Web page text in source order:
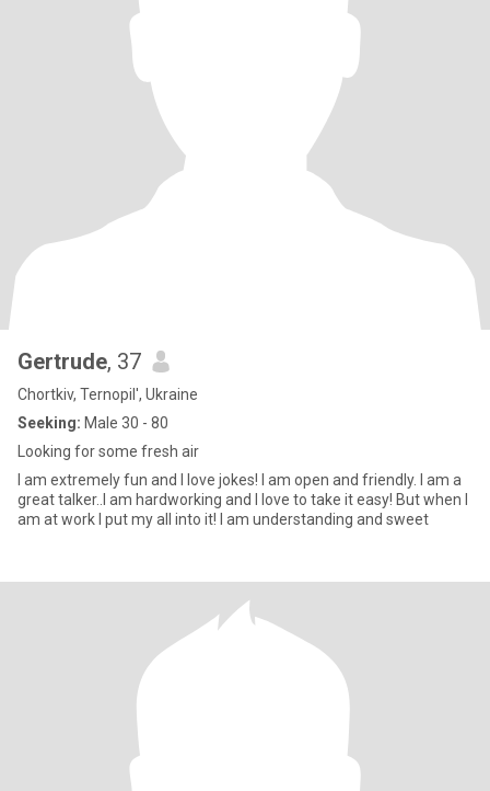
Gertrude, 37
Chortkiv, Ternopil', Ukraine
Seeking: Male 30 - 80
Looking for some fresh air
I am extremely fun and I love jokes! I am open and friendly. I am a
great talker..I am hardworking and I love to take it easy! But when I
am at work I put my all into it! I am understanding and sweet